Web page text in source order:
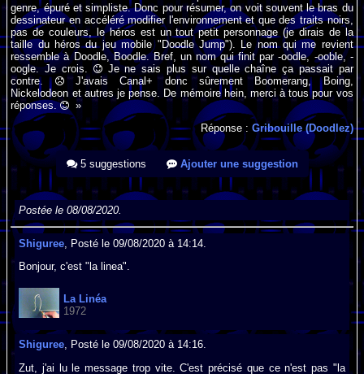
genre, épuré et simpliste. Donc pour résumer, on voit souvent le bras du
dessinateur en accéléré modifier l'environnement et que des traits noirs,
pas de couleurs, le héros est un tout petit personnage (je dirais de la
taille du héros du jeu mobile "Doodle Jump"). Le nom qui me revient
ressemble à Doodle, Boodle. Bref, un nom qui finit par -oodle, -ooble, -
oogle. Je crois.
Je ne sais plus sur quelle chaîne ça passait par
contre.
J'avais Canal+ donc sûrement Boomerang, Boing,
Nickelodeon et autres je pense. De mémoire hein, merci à tous pour vos
réponses.
»
Réponse : Gribouille (Doodlez)
5 suggestions Ajouter une suggestion
Postée le 08/08/2020.
Shiguree , Posté le 09/08/2020 à 14:14.
Bonjour, c'est "la linea".
La Linéa
1972
Shiguree, Posté le 09/08/2020 à 14:16.
Zut, j'ai lu le message trop vite. C'est précisé que ce n'est pas "la